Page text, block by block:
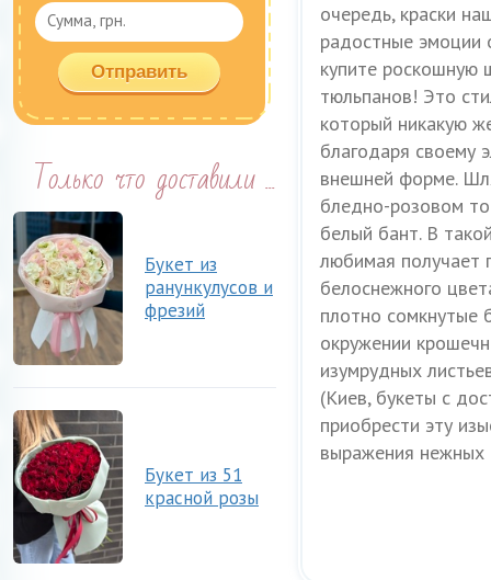
Только что доставили ...
Букет из
ранункулусов и
фрезий
Букет из 51
красной розы
очередь, краски
радостные
купите роскошную
тюльпанов! Это
который никакую
благодаря своему
внешней форме.
бледно-розовом
белый бант. В
любимая получает
белоснежного
плотно сомкнутые
окружении
изумрудных
(Киев, букеты с
приобрести эту
выражения нежных